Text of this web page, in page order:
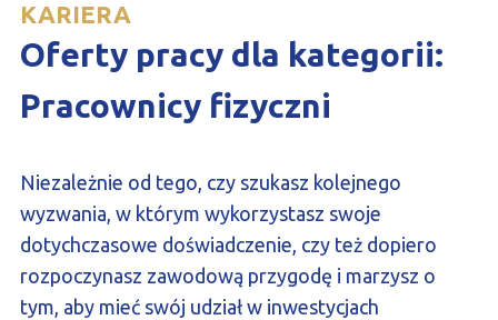
PROFILAR – profile zimnogięte
KARIERA
Oferty pracy dla kategorii:
Pracownicy fizyczni
Niezależnie od tego, czy szukasz kolejnego
wyzwania, w którym wykorzystasz swoje
dotychczasowe doświadczenie, czy też dopiero
rozpoczynasz zawodową przygodę i marzysz o
tym, aby mieć swój udział w inwestycjach